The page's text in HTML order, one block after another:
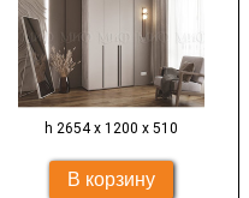
h 2654 х 1200 х 510